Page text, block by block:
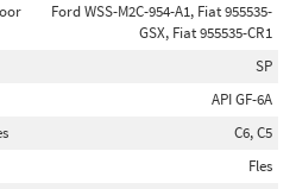
Ford WSS-M2C-954-A1, Fiat 955535-
GSX, Fiat 955535-CR1
SP
API GF-6A
C6, C5
Fles